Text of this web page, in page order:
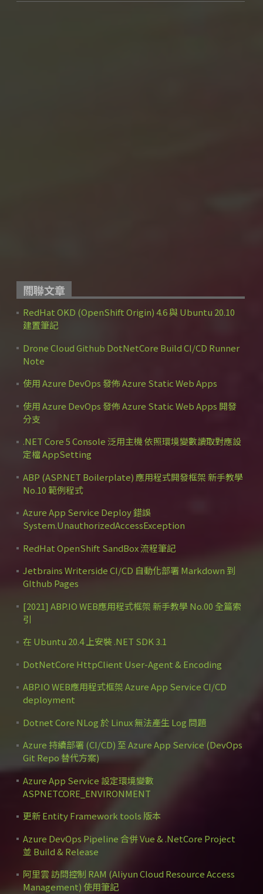
關聯文章
RedHat OKD (OpenShift Origin) 4.6 與 Ubuntu 20.10
建置筆記
Drone Cloud Github DotNetCore Build CI/CD Runner
Note
使用 Azure DevOps 發佈 Azure Static Web Apps
使用 Azure DevOps 發佈 Azure Static Web Apps 開發
分支
.NET Core 5 Console 泛用主機 依照環境變數讀取對應設
定檔 AppSetting
ABP (ASP.NET Boilerplate) 應用程式開發框架 新手教學
No.10 範例程式
Azure App Service Deploy 錯誤
System.UnauthorizedAccessException
RedHat OpenShift SandBox 流程筆記
Jetbrains Writerside CI/CD 自動化部署 Markdown 到
GIthub Pages
[2021] ABP.IO WEB應用程式框架 新手教學 No.00 全篇索
引
在 Ubuntu 20.4 上安裝 .NET SDK 3.1
DotNetCore HttpClient User-Agent & Encoding
ABP.IO WEB應用程式框架 Azure App Service CI/CD
deployment
Dotnet Core NLog 於 Linux 無法產生 Log 問題
Azure 持續部署 (CI/CD) 至 Azure App Service (DevOps
Git Repo 替代方案)
Azure App Service 設定環境變數
ASPNETCORE_ENVIRONMENT
更新 Entity Framework tools 版本
Azure DevOps Pipeline 合併 Vue & .NetCore Project
並 Build & Release
阿里雲 訪問控制 RAM (Aliyun Cloud Resource Access
Management) 使用筆記